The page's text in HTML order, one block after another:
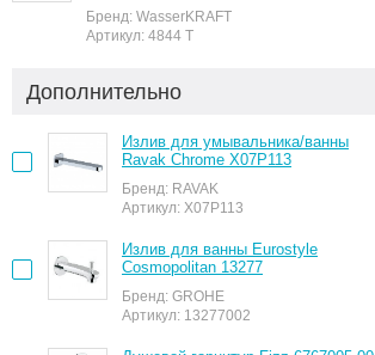
Бренд: WasserKRAFT
Артикул: 4844 T
Дополнительно
Излив для умывальника/ванны
Ravak Chrome X07P113
Бренд: RAVAK
Артикул: X07P113
Излив для ванны Eurostyle
Cosmopolitan 13277
Бренд: GROHE
Артикул: 13277002